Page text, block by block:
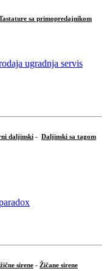
sa primopredajnikom
daljinski - Daljinski sa tagom
sirene - Žičane sirene